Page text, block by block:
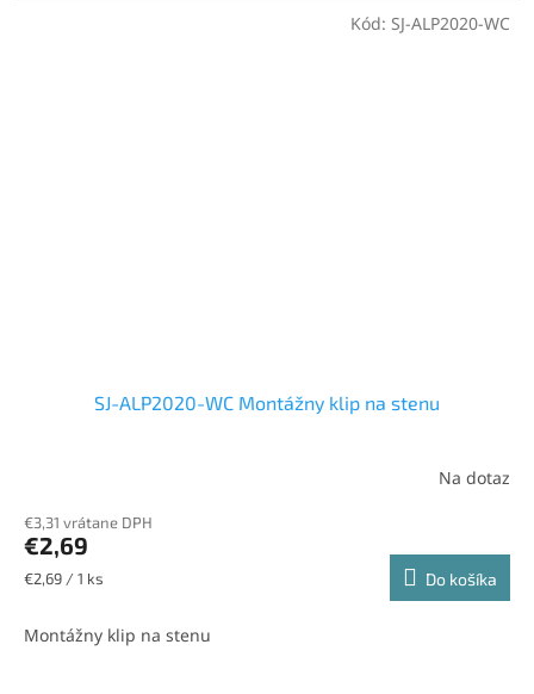
SJ-ALP2020-WC Montážny klip na stenu
Na dotaz
€3,31 vrátane DPH
€2,69
Jednotková
€2,69 / 1 ks Do košíka
Montážny klip na stenu
Kód: SJ-ALP2020-WC